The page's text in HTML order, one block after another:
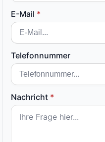
E-Mail *
Telefonnummer
Nachricht *